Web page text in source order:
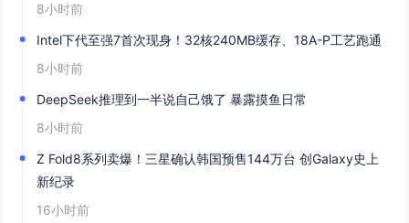
8小时前
Intel下代至强7首次现身！32核240MB缓存、18A-P工艺跑通
8小时前
DeepSeek推理到一半说自己饿了 暴露摸鱼日常
8小时前
Z Fold8系列卖爆！三星确认韩国预售144万台 创Galaxy史上
新纪录
16小时前